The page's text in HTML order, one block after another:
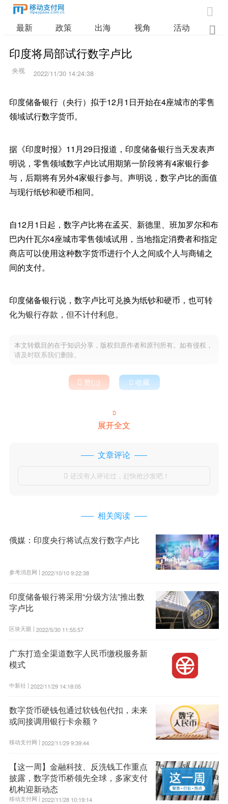

最新 政策 出海 视角 活动 业

印度将局部试行数字卢比
2022/11/30 14:24:38
印度储备银行（央行）拟于12月1日开始在4座城市的零售
领域试行数字货币。
据《印度时报》11月29日报道，印度储备银行当天发表声
明说，零售领域数字卢比试用期第一阶段将有4家银行参
与，后期将有另外4家银行参与。声明说，数字卢比的面值
与现行纸钞和硬币相同。
自12月1日起，数字卢比将在孟买、新德里、班加罗尔和布
巴内什瓦尔4座城市零售领域试用，当地指定消费者和指定
商店可以使用这种数字货币进行个人之间或个人与商铺之
间的支付。
印度储备银行说，数字卢比可兑换为纸钞和硬币，也可转
化为银行存款，但不计付利息。
本文转载目的在于知识分享，版权归原作者和原刊所有。如有侵权，
请及时联系我们删除。
 赞()  收藏

展开全文
文章评论
 还没有人评论过，赶快抢沙发吧！
相关阅读
俄媒：印度央行将试点发行数字卢比
参考消息网 | 2022/10/10 9:22:38
印度储备银行将采用“分级方法”推出数
字卢比
区块天眼 | 2022/5/30 11:55:57
广东打造全渠道数字人民币缴税服务新
模式
中新社 | 2022/11/29 14:18:05
数字货币硬钱包通过软钱包代扣，未来
或间接调用银行卡余额？
移动支付网 | 2022/11/29 9:39:44
【这一周】金融科技、反洗钱工作重点
披露，数字货币桥领先全球，多家支付
机构迎新动态
移动支付网 | 2022/11/28 10:19:14